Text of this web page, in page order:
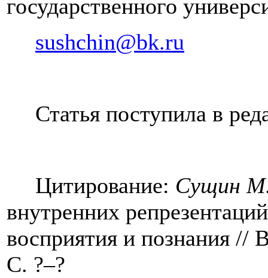
государственного
sushchin@bk.ru
Статья поступила в
Цитирование: Сущин
внутренних
восприятия и познания //
С. ?–?